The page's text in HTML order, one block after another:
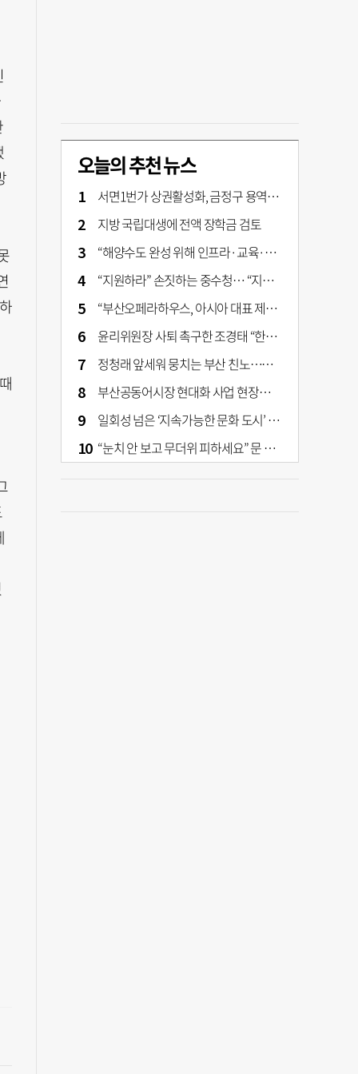
오늘의 추천 뉴스
서면1번가 상권활성화, 금정구 용역 그대로 ‘복붙’
지방 국립대생에 전액 장학금 검토
“해양수도 완성 위해 인프라·교육·세제 등 전방위 지원”…부산해양수도특별법’ 개정안 발의
“지원하라” 손짓하는 중수청… “지켜보자” 머뭇대는 검찰
“부산오페라하우스, 아시아 대표 제작 극장 지향해야”
윤리위원장 사퇴 촉구한 조경태 “한동훈 제명 철회해야”
정청래 앞세워 뭉치는 부산 친노…전대 결과가 부산 민주 세력 판도 바꾼다
부산공동어시장 현대화 사업 현장서 오염토 발견
일회성 넘은 ‘지속가능한 문화 도시’ 원동력은 시민 지지 [부산은 열려 있다]
“눈치 안 보고 무더위 피하세요” 문 활짝 연 은행·마트